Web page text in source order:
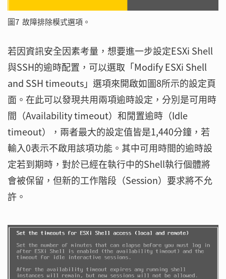
圖7 故障排除模式選項。
若因資訊安全因素考量，想要進一步設定ESXi Shell
與SSH的逾時配置，可以選取「Modify ESXi Shell
and SSH timeouts」選項來開啟如圖8所示的設定頁
面。在此可以發現共用兩項逾時設定，分別是可用時
間（Availability timeout）和閒置逾時（Idle
timeout），兩者最大的設定值皆是1,440分鐘，若
輸入0表示不啟用該項功能。其中可用時間的逾時設
定若到期時，對於已經在執行中的Shell執行個體將
會被保留，但新的工作階段（Session）要求將不允
許。